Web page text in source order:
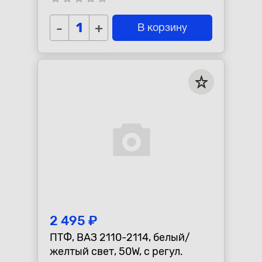
- + В корзину
2 495 ₽
ПТФ, ВАЗ 2110-2114, белый/
желтый свет, 50W, с регул.